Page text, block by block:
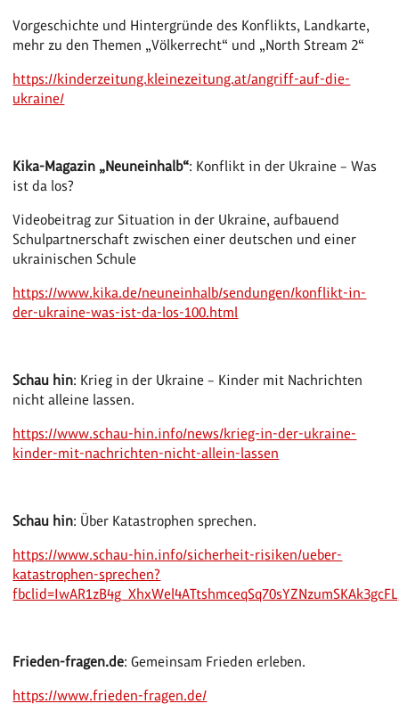
Vorgeschichte und Hintergründe des Konflikts, Landkarte,
mehr zu den Themen „Völkerrecht“ und „North Stream 2“
https://kinderzeitung.kleinezeitung.at/angriff-auf-die-
ukraine/
Kika-Magazin „Neuneinhalb“: Konflikt in der Ukraine – Was
ist da los?
Videobeitrag zur Situation in der Ukraine, aufbauend
Schulpartnerschaft zwischen einer deutschen und einer
ukrainischen Schule
https://www.kika.de/neuneinhalb/sendungen/konflikt-in-
der-ukraine-was-ist-da-los-100.html
Schau hin: Krieg in der Ukraine – Kinder mit Nachrichten
nicht alleine lassen.
https://www.schau-hin.info/news/krieg-in-der-ukraine-
kinder-mit-nachrichten-nicht-allein-lassen
Schau hin: Über Katastrophen sprechen.
https://www.schau-hin.info/sicherheit-risiken/ueber-
katastrophen-sprechen?
Frieden-fragen.de: Gemeinsam Frieden erleben.
https://www.frieden-fragen.de/